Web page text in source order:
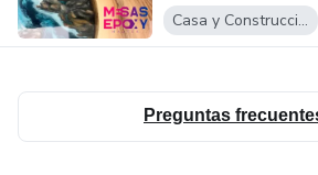
Casa y Construcción
Preguntas